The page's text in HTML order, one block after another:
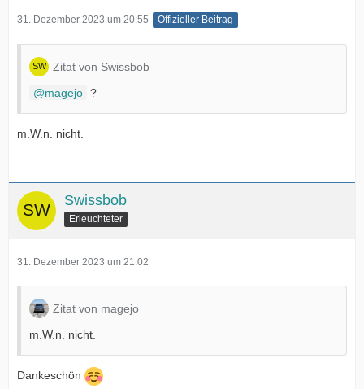
31. Dezember 2023 um 20:55 Offizieller Beitrag
Zitat von Swissbob
magejo ?
m.W.n. nicht.
Swissbob
Erleuchteter
31. Dezember 2023 um 21:02
Zitat von magejo
m.W.n. nicht.
Dankeschön